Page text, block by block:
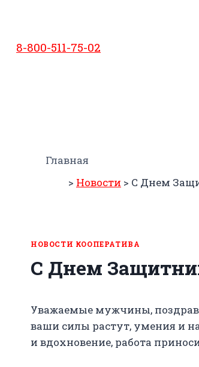
содержимому
8-800-511-75-02
Главная
> Новости > С Днем
НОВОСТИ КООПЕРАТИВА
С Днем
Уважаемые мужчины,
ваши силы растут, умения и
и вдохновение, работа